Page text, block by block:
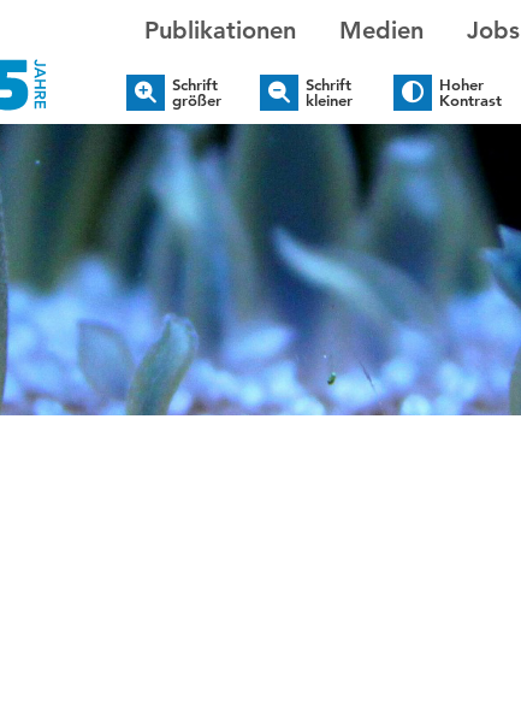
Publikationen Medien Jobs
Schrift
größer
Schrift
kleiner
Hoher
Kontrast